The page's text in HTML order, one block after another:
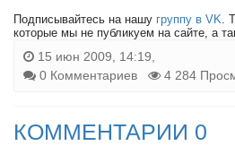
Подписывайтесь на нашу группу в VK.
которые мы не публикуем на сайте, а
15 июн 2009, 14:19,
0 Комментариев
4 284
КОММЕНТАРИИ 0